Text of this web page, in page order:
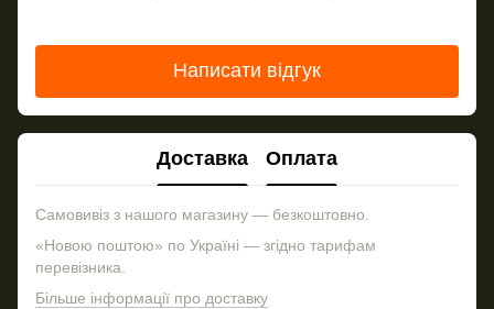
Написати відгук
Доставка Оплата
Самовивіз з нашого магазину — безкоштовно.
«Новою поштою» по Україні — згідно тарифам
перевізника.
Більше інформації про доставку